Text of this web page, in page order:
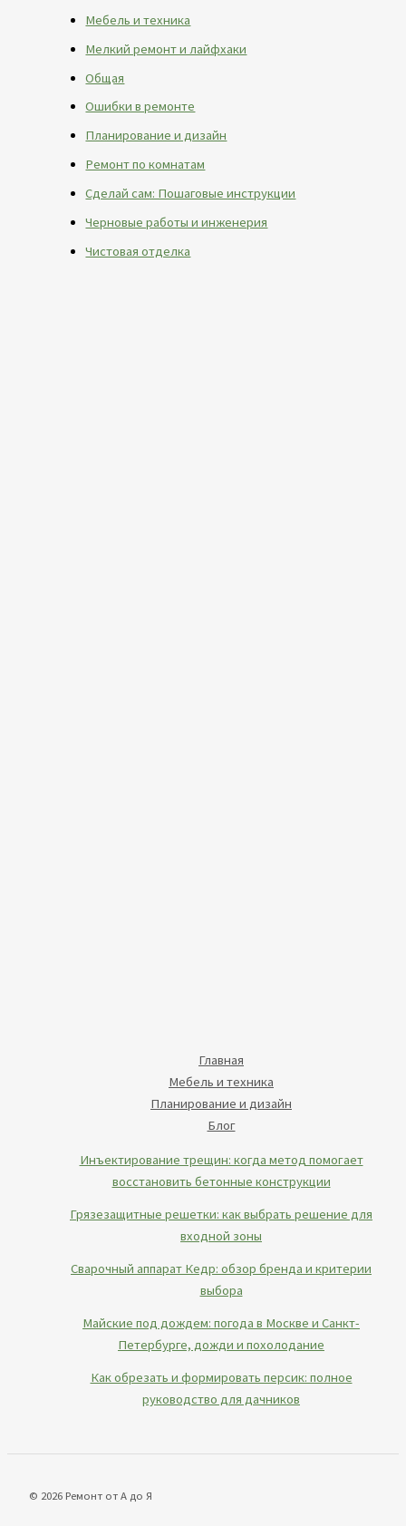
Мебель и техника
Мелкий ремонт и лайфхаки
Общая
Ошибки в ремонте
Планирование и дизайн
Ремонт по комнатам
Сделай сам: Пошаговые инструкции
Черновые работы и инженерия
Чистовая отделка
Главная
Мебель и техника
Планирование и дизайн
Блог
Инъектирование трещин: когда метод помогает
восстановить бетонные конструкции
Грязезащитные решетки: как выбрать решение для
входной зоны
Сварочный аппарат Кедр: обзор бренда и критерии
выбора
Майские под дождем: погода в Москве и Санкт-
Петербурге, дожди и похолодание
Как обрезать и формировать персик: полное
руководство для дачников
© 2026 Ремонт от А до Я